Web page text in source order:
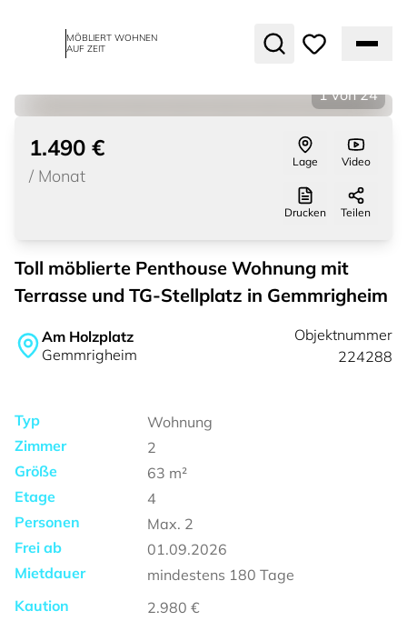
MÖBLIERT WOHNEN
AUF ZEIT
1 von 24
1.490 €
/ Monat
Lage Video
Drucken Teilen
Toll möblierte Penthouse Wohnung mit
Terrasse und TG-Stellplatz in Gemmrigheim
Am Holzplatz
Gemmrigheim
Objektnummer
224288
Typ
Wohnung
Zimmer
2
Größe
63 m²
Etage
4
Personen
Max. 2
Frei ab
01.09.2026
Mietdauer
mindestens 180 Tage
Kaution
2.980 €